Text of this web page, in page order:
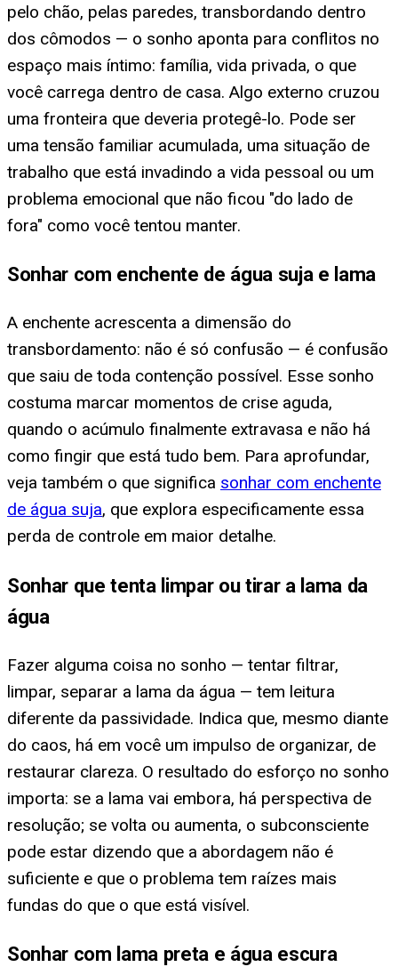
pelo chão, pelas paredes, transbordando dentro
dos cômodos — o sonho aponta para conflitos no
espaço mais íntimo: família, vida privada, o que
você carrega dentro de casa. Algo externo cruzou
uma fronteira que deveria protegê-lo. Pode ser
uma tensão familiar acumulada, uma situação de
trabalho que está invadindo a vida pessoal ou um
problema emocional que não ficou "do lado de
fora" como você tentou manter.
Sonhar com enchente de água suja e lama
A enchente acrescenta a dimensão do
transbordamento: não é só confusão — é confusão
que saiu de toda contenção possível. Esse sonho
costuma marcar momentos de crise aguda,
quando o acúmulo finalmente extravasa e não há
como fingir que está tudo bem. Para aprofundar,
veja também o que significa sonhar com enchente
de água suja, que explora especificamente essa
perda de controle em maior detalhe.
Sonhar que tenta limpar ou tirar a lama da
água
Fazer alguma coisa no sonho — tentar filtrar,
limpar, separar a lama da água — tem leitura
diferente da passividade. Indica que, mesmo diante
do caos, há em você um impulso de organizar, de
restaurar clareza. O resultado do esforço no sonho
importa: se a lama vai embora, há perspectiva de
resolução; se volta ou aumenta, o subconsciente
pode estar dizendo que a abordagem não é
suficiente e que o problema tem raízes mais
fundas do que o que está visível.
Sonhar com lama preta e água escura